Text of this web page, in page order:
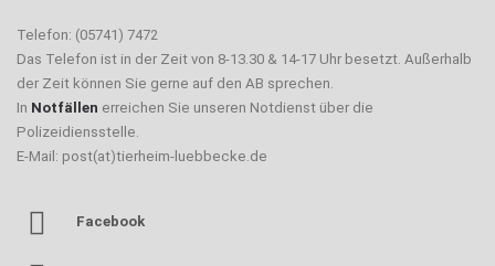
Telefon: (05741) 7472
Das Telefon ist in der Zeit von 8-13.30 & 14-17 Uhr besetzt. Außerhalb
der Zeit können Sie gerne auf den AB sprechen.
In Notfällen erreichen Sie unseren Notdienst über die
Polizeidiensstelle.
E-Mail: post(at)tierheim-luebbecke.de
Facebook